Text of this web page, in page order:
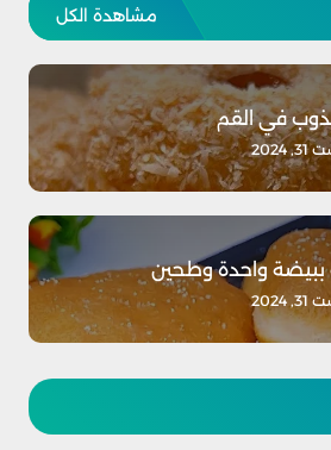
مشاهدة الكل
في القم
2024
ببيضة واحدة وطحين
2024